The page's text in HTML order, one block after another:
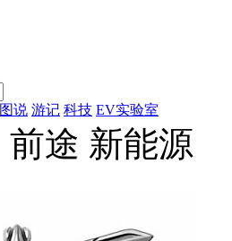
图说 游记 科技 EV实验室
前途 新能源